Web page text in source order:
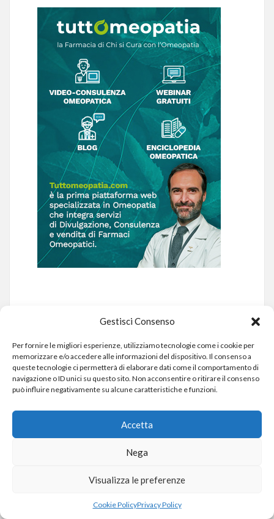
Gestisci Consenso
Per fornire le migliori esperienze, utilizziamo tecnologie come i cookie per
memorizzare e/o accedere alle informazioni del dispositivo. Il consenso a
queste tecnologie ci permetterà di elaborare dati come il comportamento di
navigazione o ID unici su questo sito. Non acconsentire o ritirare il consenso
può influire negativamente su alcune caratteristiche e funzioni.
Accetta
Nega
Visualizza le preferenze
Cookie PolicyPrivacy Policy
esclusivi?
ISCRIVITI ALLA NEWSLETTER
Iscriviti